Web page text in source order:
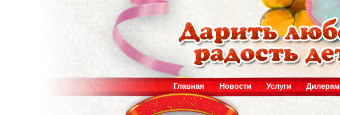
Главная Новости Услуги Дилерам